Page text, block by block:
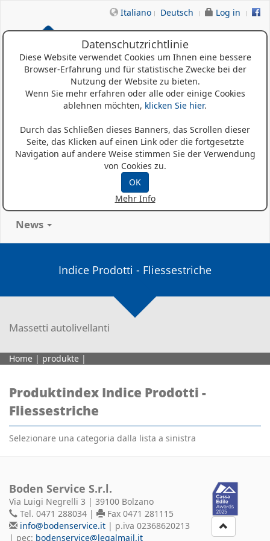
Datenschutzrichtlinie
Diese Website verwendet Cookies um Ihnen eine bessere
Browser-Erfahrung und für statistische Zwecke bei der
Nutzung der Website zu bieten.
Wenn Sie mehr erfahren oder alle oder einige Cookies
ablehnen möchten, klicken Sie hier.
Durch das Schließen dieses Banners, das Scrollen dieser
Seite, das Klicken auf einen Link oder die fortgesetzte
Navigation auf andere Weise stimmen Sie der Verwendung
von Cookies zu.
OK
Mehr Info
Italiano Deutsch Log in
Home
Wer Sind Wir
News
Indice Prodotti - Fliessestriche
Massetti autolivellanti
Home | produkte |
Produktindex Indice Prodotti -
Fliessestriche
Selezionare una categoria dalla lista a sinistra
Boden Service S.r.l.
Via Luigi Negrelli 3 | 39100 Bolzano
Tel. 0471 288034 |
Fax 0471 281115
info@bodenservice.it | p.iva 02368620213
| pec: bodenservice@legalmail.it